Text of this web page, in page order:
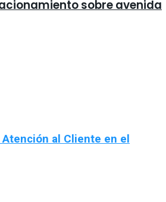
sobre avenida
al Cliente en el